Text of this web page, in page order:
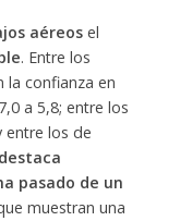
aéreosel
. Entre los
la confianza en
a 5,8; entre los
entre los de
pasado de un
muestran una